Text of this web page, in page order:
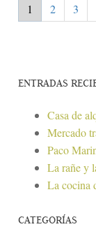
1 2 3
ENTRADAS
Casa de
Mercado
Paco
La rañe y
La cocina
CATEGORÍAS